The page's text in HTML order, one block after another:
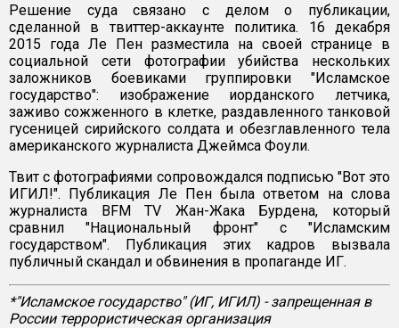
Решение суда связано с делом о публикации,
сделанной в твиттер-аккаунте политика. 16 декабря
2015 года Ле Пен разместила на своей странице в
социальной сети фотографии убийства нескольких
заложников боевиками группировки "Исламское
государство": изображение иорданского летчика,
заживо сожженного в клетке, раздавленного танковой
гусеницей сирийского солдата и обезглавленного тела
американского журналиста Джеймса Фоули.
Твит с фотографиями сопровождался подписью "Вот это
ИГИЛ!". Публикация Ле Пен была ответом на слова
журналиста BFM TV Жан-Жака Бурдена, который
сравнил "Национальный фронт" с "Исламским
государством". Публикация этих кадров вызвала
публичный скандал и обвинения в пропаганде ИГ.
*"Исламское государство" (ИГ, ИГИЛ) - запрещенная в
России террористическая организация